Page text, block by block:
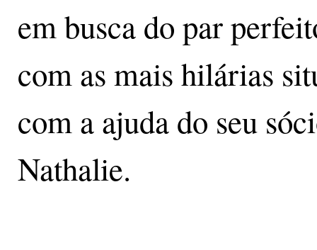
em busca do par
com as mais hilárias
com a ajuda do seu
Nathalie.